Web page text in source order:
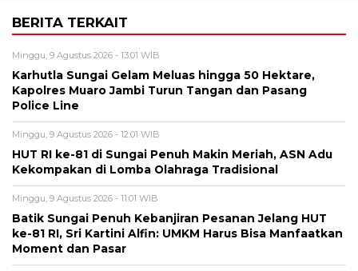
BERITA TERKAIT
Minggu, 9 Agustus 2026 - 13:01 WIB
Karhutla Sungai Gelam Meluas hingga 50 Hektare,
Kapolres Muaro Jambi Turun Tangan dan Pasang
Police Line
Minggu, 9 Agustus 2026 - 12:01 WIB
HUT RI ke-81 di Sungai Penuh Makin Meriah, ASN Adu
Kekompakan di Lomba Olahraga Tradisional
Minggu, 9 Agustus 2026 - 11:01 WIB
Batik Sungai Penuh Kebanjiran Pesanan Jelang HUT
ke-81 RI, Sri Kartini Alfin: UMKM Harus Bisa Manfaatkan
Moment dan Pasar